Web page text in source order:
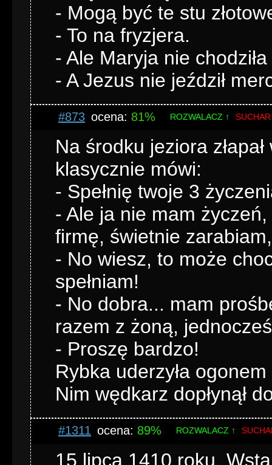
- Mogą być te stu
- To na fryzjera.
- Ale Maryja nie
- A Jezus nie jeździł
#873 ocena: 81% ROZWALACZ ↑
Na środku jeziora
klasycznie mówi:
- Spełnię twoje 3
- Ale ja nie mam
firmę, świetnie
- No wiesz, to może
spełniam!
- No dobra... mam
razem z żoną,
- Proszę bardzo!
Rybka uderzyła
Nim wędkarz dopłynął
#1311 ocena: 89% ROZWALACZ ↑
15 lipca 1410 roku.